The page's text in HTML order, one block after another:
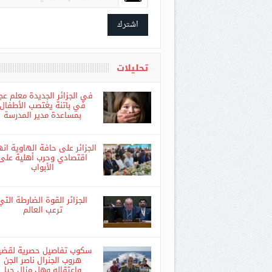
تحليلات
بمساعدة مدير المدرسة
الأبواب
ترعب العالم